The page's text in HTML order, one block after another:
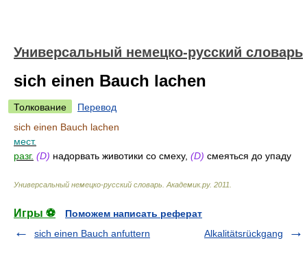
Универсальный немецко-русский словарь
sich einen Bauch lachen
Толкование
Перевод
sich einen Bauch lachen
мест.
разг. (D) надорвать животики со смеху, (D) смеяться до упаду
Универсальный немецко-русский словарь Академик.ру. 2011
Игры ⚽
Поможем написать реферат
sich einen Bauch anfuttern
Alkalitätsrückgang